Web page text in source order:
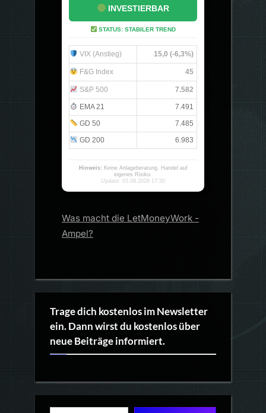
INVESTIERBAR
STATUS: STABILER TREND
VIX (Anstieg) 15,0 (-6,3%)
F&G Index 45
S&P 500 7.582
EMA 21
7.491
GD 50
7.485
GD 200
6.983
Hinweis: Keine Anlageberatung. Handel auf
eigenes Risiko.
Update: 03.08.2026 17:30
Was macht die LetMoneyWork -
Ampel?
Trage dich kostenlos im Newsletter
ein. Dann wirst du kostenlos über
neue Beiträge informiert.
Gib deine E-Mail-Adresse ein ...